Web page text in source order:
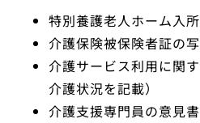
特別養護老人ホーム入
介護保険被保険者証の
介護サービス利用に関
介護状況を記載）
介護支援専門員の意見